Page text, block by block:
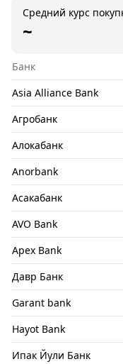
Средний курс
~
Банк
Asia Alliance Bank
Агробанк
Алокабанк
Anorbank
Асакабанк
AVO Bank
Apex Bank
Давр Банк
Garant bank
Hayot Bank
Ипак Йули Банк